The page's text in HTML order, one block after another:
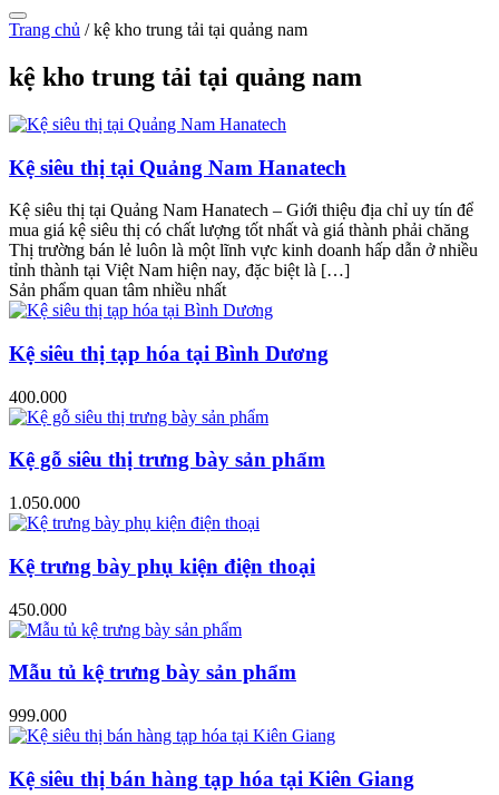
Trang chủ /kệ kho trung tải tại quảng nam
kệ kho trung tải tại quảng nam
Kệ siêu thị tại Quảng Nam Hanatech
Kệ siêu thị tại Quảng Nam Hanatech – Giới thiệu địa chỉ uy tín để
mua giá kệ siêu thị có chất lượng tốt nhất và giá thành phải chăng
Thị trường bán lẻ luôn là một lĩnh vực kinh doanh hấp dẫn ở nhiều
tỉnh thành tại Việt Nam hiện nay, đặc biệt là […]
Sản phẩm quan tâm nhiều nhất
Kệ siêu thị tạp hóa tại Bình Dương
400.000
Kệ gỗ siêu thị trưng bày sản phẩm
1.050.000
Kệ trưng bày phụ kiện điện thoại
450.000
Mẫu tủ kệ trưng bày sản phẩm
999.000
Kệ siêu thị bán hàng tạp hóa tại Kiên Giang